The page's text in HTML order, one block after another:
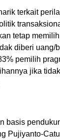
terkait
tetap
diberi uang/
pemilih
jika
basis
Pujiyanto-